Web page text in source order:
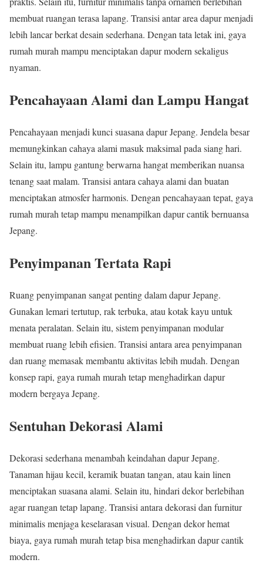
membuat ruangan terasa lapang. Transisi antar area dapur menjadi
lebih lancar berkat desain sederhana. Dengan tata letak ini, gaya
rumah murah mampu menciptakan dapur modern sekaligus
nyaman.
Pencahayaan Alami dan Lampu Hangat
Pencahayaan menjadi kunci suasana dapur Jepang. Jendela besar
memungkinkan cahaya alami masuk maksimal pada siang hari.
Selain itu, lampu gantung berwarna hangat memberikan nuansa
tenang saat malam. Transisi antara cahaya alami dan buatan
menciptakan atmosfer harmonis. Dengan pencahayaan tepat, gaya
rumah murah tetap mampu menampilkan dapur cantik bernuansa
Jepang.
Penyimpanan Tertata Rapi
Ruang penyimpanan sangat penting dalam dapur Jepang.
Gunakan lemari tertutup, rak terbuka, atau kotak kayu untuk
menata peralatan. Selain itu, sistem penyimpanan modular
membuat ruang lebih efisien. Transisi antara area penyimpanan
dan ruang memasak membantu aktivitas lebih mudah. Dengan
konsep rapi, gaya rumah murah tetap menghadirkan dapur
modern bergaya Jepang.
Sentuhan Dekorasi Alami
Dekorasi sederhana menambah keindahan dapur Jepang.
Tanaman hijau kecil, keramik buatan tangan, atau kain linen
menciptakan suasana alami. Selain itu, hindari dekor berlebihan
agar ruangan tetap lapang. Transisi antara dekorasi dan furnitur
minimalis menjaga keselarasan visual. Dengan dekor hemat
biaya, gaya rumah murah tetap bisa menghadirkan dapur cantik
modern.